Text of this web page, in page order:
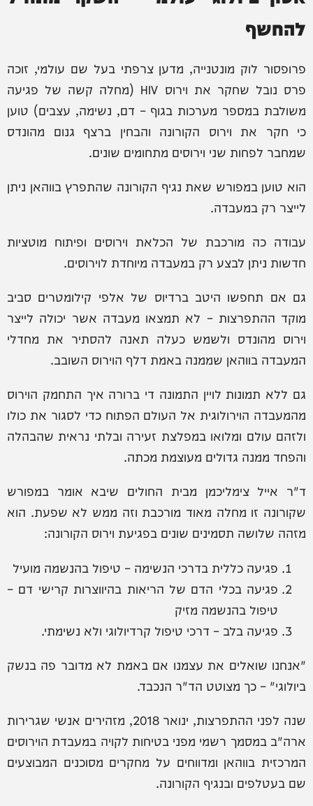
להחשף
פרופסור לוק מונטנייה, מדען צרפתי בעל שם עולמי, זוכה
פרס נובל שחקר את וירוס HIV (מחלה קשה של פגיעה
משולבת במספר מערכות בגוף – דם, נשימה, עצבים) טוען
כי חקר את וירוס הקורונה והבחין ברצף גנום מהונדס
שמחבר לפחות שני וירוסים מתחומים שונים.
הוא טוען במפורש שאת נגיף הקורונה שהתפרץ בווהאן ניתן
לייצר רק במעבדה.
עבודה כה מורכבת של הכלאת וירוסים ופיתוח מוטציות
חדשות ניתן לבצע רק במעבדה מיוחדת לוירוסים.
גם אם תחפשו היטב ברדיוס של אלפי קילומטרים סביב
מוקד ההתפרצות – לא תמצאו מעבדה אשר יכולה לייצר
וירוס מהונדס ולשמש כעלה תאנה להסתיר את מחדלי
המעבדה בווהאן שממנה באמת דלף הוירוס השובב.
גם ללא תמונות לויין התמונה די ברורה איך התחמק הוירוס
מהמעבדה הוירולוגית אל העולם הפתוח כדי לסגור את כולו
ולזהם עולם ומלואו במפלצת זעירה ובלתי נראית שהבהלה
והפחד ממנה גדולים מעוצמת מכתה.
ד"ר אייל צימליכמן מבית החולים שיבא אומר במפורש
שקורונה זו מחלה מאוד מורכבת וזה ממש לא שפעת. הוא
מזהה שלושה תסמינים שונים בפגיעת וירוס הקורונה:
פגיעה כללית בדרכי הנשימה – טיפול בהנשמה מועיל
פגיעה בכלי הדם של הריאות בהיווצרות קרישי דם –
טיפול בהנשמה מזיק
פגיעה בלב – דרכי טיפול קרדיולוגי ולא נשימתי.
"אנחנו שואלים את עצמנו אם באמת לא מדובר פה בנשק
ביולוגי" – כך מצוטט הד"ר הנכבד.
שנה לפני ההתפרצות, ינואר 2018, מזהירים אנשי שגרירות
ארה"ב במסמך רשמי מפני בטיחות לקויה במעבדת הוירוסים
המרכזית בווהאן ומדווחים על מחקרים מסוכנים המבוצעים
שם בעטלפים ובנגיף הקורונה.